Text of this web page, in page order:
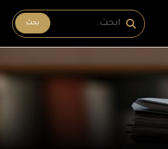
بحث